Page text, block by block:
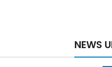
NEWS